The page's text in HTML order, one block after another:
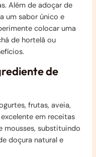
Além de adoçar de
um sabor único e
colocar uma
de hortelã ou
de
frutas, aveia,
em receitas
mousses, substituindo
doçura natural e